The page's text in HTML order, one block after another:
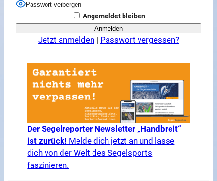
Passwort verbergen
Angemeldet bleiben
Jetzt anmelden| Passwort vergessen?
Der Segelreporter Newsletter „Handbreit“
ist zurück! Melde dich jetzt an und lasse
dich von der Welt des Segelsports
faszinieren.